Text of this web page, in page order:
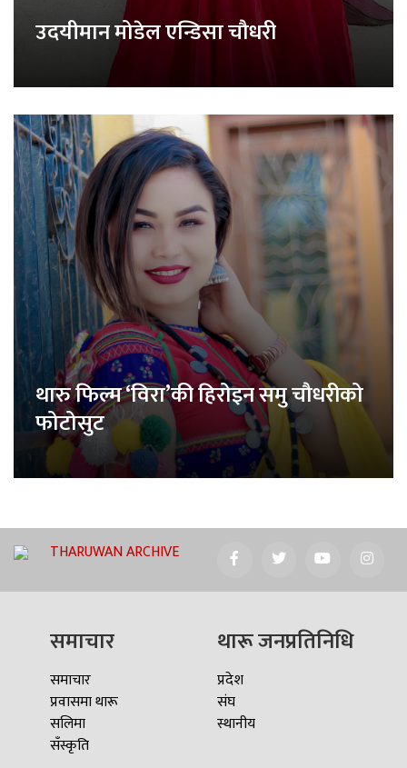
उदयीमान मोडेल एन्डिसा चौधरी
थारु फिल्म ‘विरा’की हिरोइन समु चौधरीको
फोटोसुट
THARUWAN ARCHIVE
समाचार
समाचार
प्रवासमा थारू
सलिमा
सँस्कृति
थारू जनप्रतिनिधि
प्रदेश
संघ
स्थानीय